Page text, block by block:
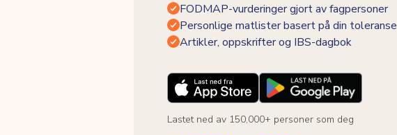
FODMAP-vurderinger gjort av fagpersoner
Personlige matlister basert på din toleranse
Artikler, oppskrifter og IBS-dagbok
Lastet ned av 150,000+ personer som deg